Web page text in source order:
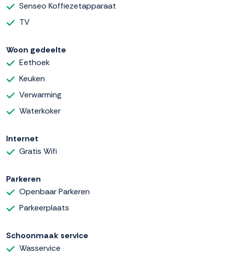
Senseo Koffiezetapparaat
TV
Woon gedeelte
Eethoek
Keuken
Verwarming
Waterkoker
Internet
Gratis Wifi
Parkeren
Openbaar Parkeren
Parkeerplaats
Schoonmaak service
Wasservice